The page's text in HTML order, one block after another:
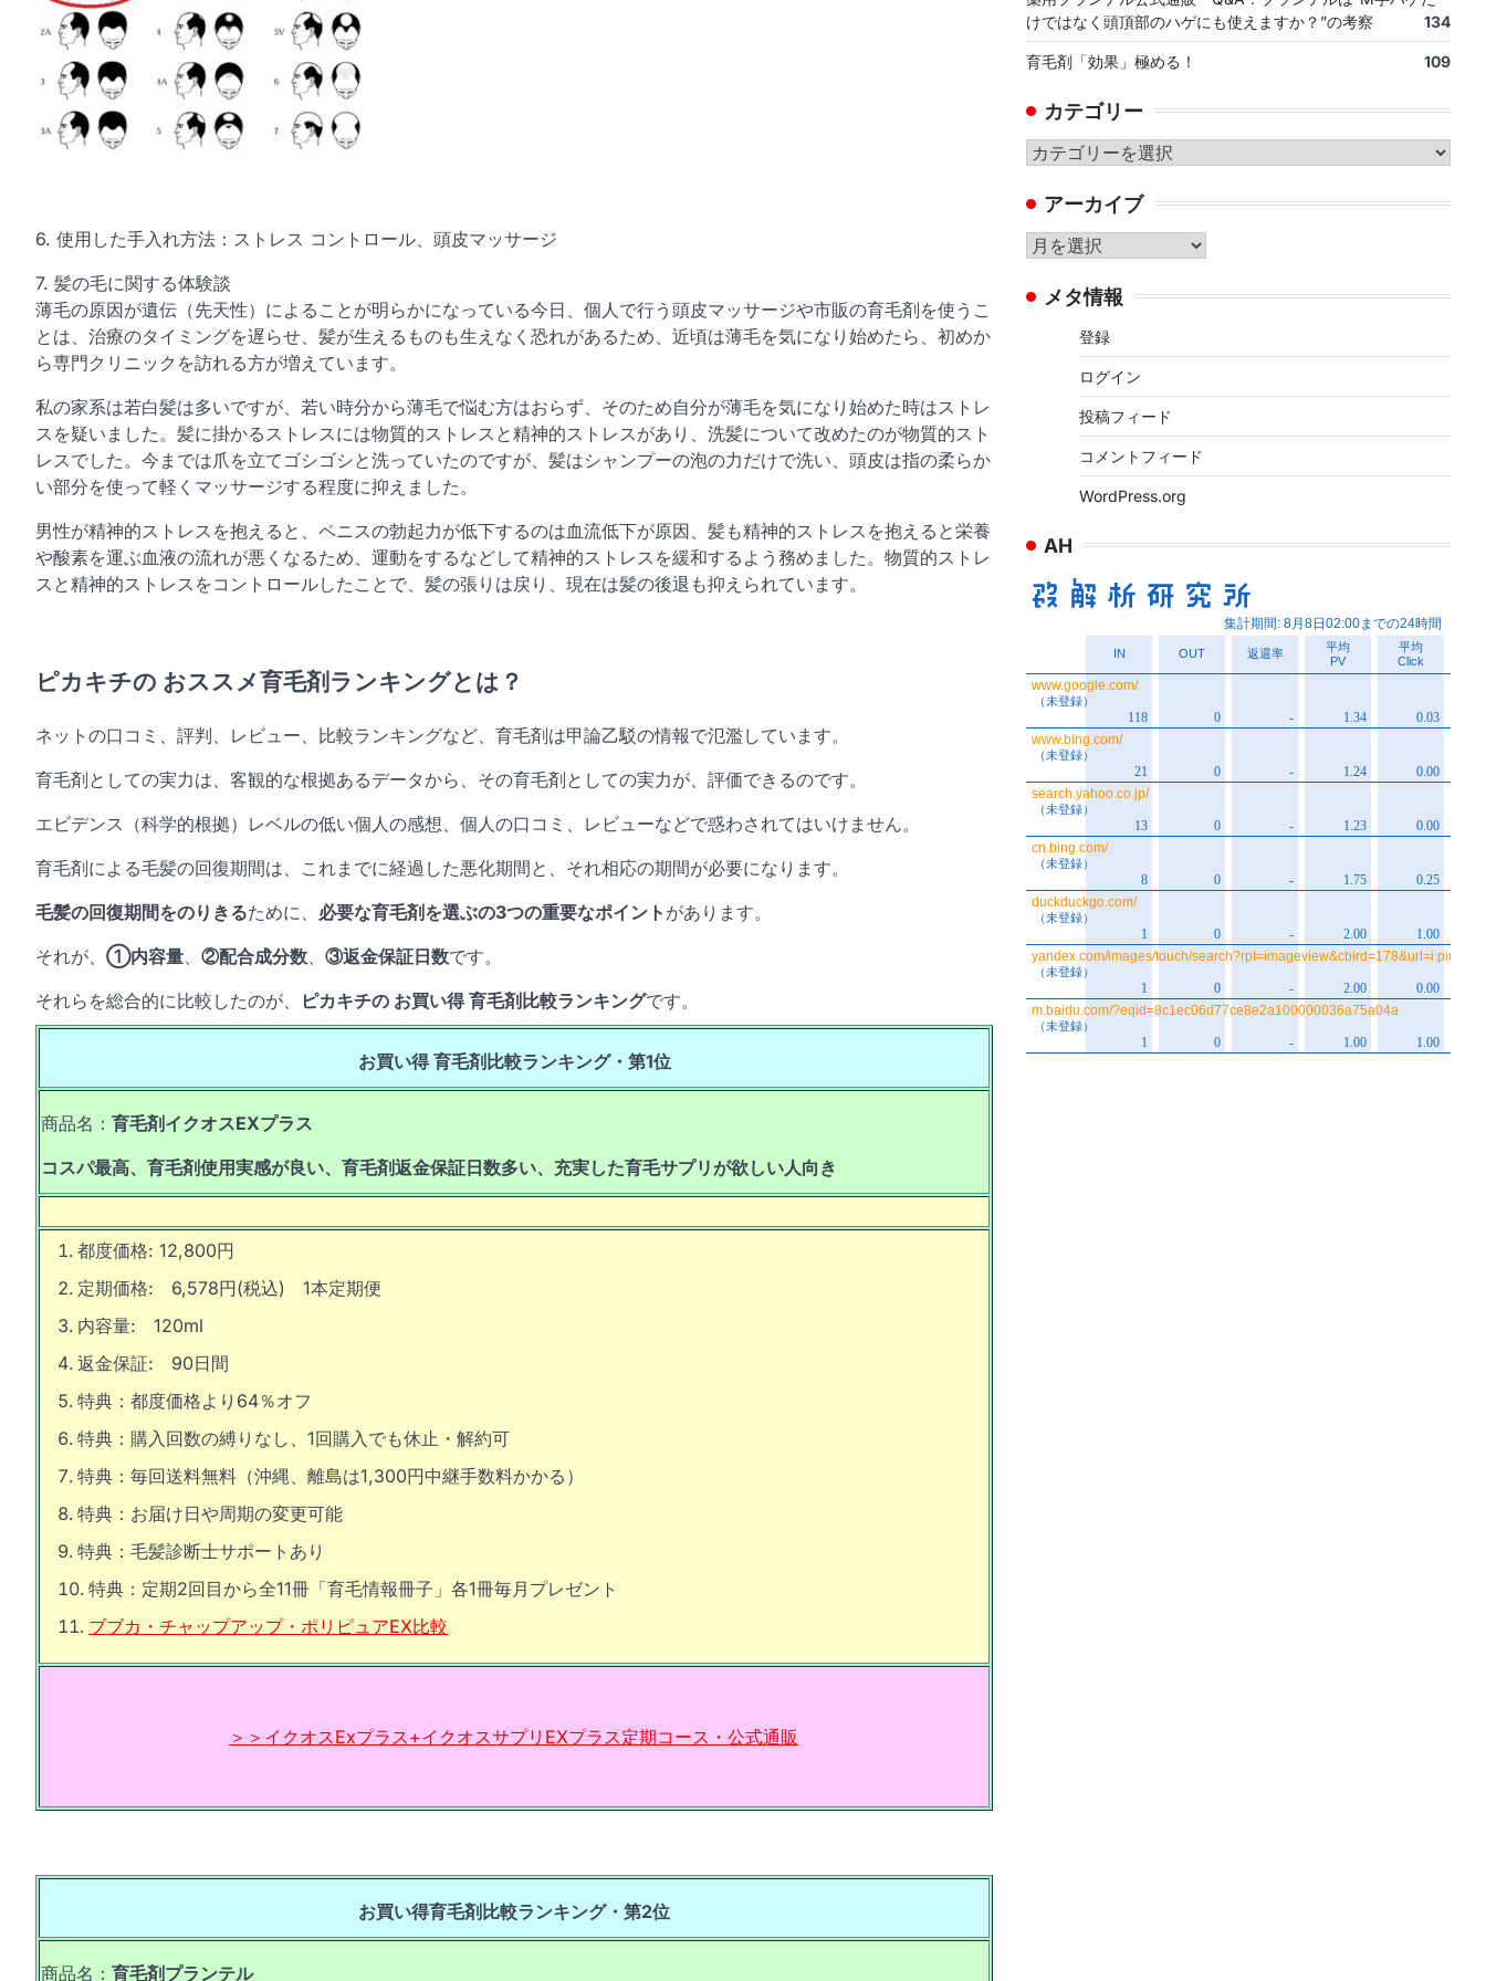
6. 使用した手入れ方法：ストレス コントロール、頭皮マッサージ
7. 髪の毛に関する体験談
薄毛の原因が遺伝（先天性）によることが明らかになっている今日、個人で行う頭皮マッサージや市販の育毛剤を使うこ
とは、治療のタイミングを遅らせ、髪が生えるものも生えなく恐れがあるため、近頃は薄毛を気になり始めたら、初めか
ら専門クリニックを訪れる方が増えています。
私の家系は若白髪は多いですが、若い時分から薄毛で悩む方はおらず、そのため自分が薄毛を気になり始めた時はストレ
スを疑いました。髪に掛かるストレスには物質的ストレスと精神的ストレスがあり、洗髪について改めたのが物質的スト
レスでした。今までは爪を立てゴシゴシと洗っていたのですが、髪はシャンプーの泡の力だけで洗い、頭皮は指の柔らか
い部分を使って軽くマッサージする程度に抑えました。
男性が精神的ストレスを抱えると、ペニスの勃起力が低下するのは血流低下が原因、髪も精神的ストレスを抱えると栄養
や酸素を運ぶ血液の流れが悪くなるため、運動をするなどして精神的ストレスを緩和するよう務めました。物質的ストレ
スと精神的ストレスをコントロールしたことで、髪の張りは戻り、現在は髪の後退も抑えられています。
ピカキチの おススメ育毛剤ランキングとは？
ネットの口コミ、評判、レビュー、比較ランキングなど、育毛剤は甲論乙駁の情報で氾濫しています。
育毛剤としての実力は、客観的な根拠あるデータから、その育毛剤としての実力が、評価できるのです。
エビデンス（科学的根拠）レベルの低い個人の感想、個人の口コミ、レビューなどで惑わされてはいけません。
育毛剤による毛髪の回復期間は、これまでに経過した悪化期間と、それ相応の期間が必要になります。
毛髪の回復期間をのりきるために、 必要な育毛剤を選ぶの3つの重要なポイント があります。
それが、 ①内容量 ②配合成分数 ③返金保証日数です。
それらを総合的に比較したのが、
ピカキチの お買い得 育毛剤比較ランキングです。
お買い得 育毛剤比較ランキング・第1位
商品名： 育毛剤イクオスEXプラス
コスパ最高、育毛剤使用実感が良い、育毛剤返金保証日数多い、充実した育毛サプリが欲しい人向き
都度価格: 12,800円
定期価格: 6,578円(税込) 1本定期便
内容量: 120ml
返金保証: 90日間
特典：都度価格より64％オフ
特典：購入回数の縛りなし、1回購入でも休止・解約可
特典：毎回送料無料（沖縄、離島は1,300円中継手数料かかる）
特典：お届け日や周期の変更可能
特典：毛髪診断士サポートあり
特典：定期2回目から全11冊「育毛情報冊子」各1冊毎月プレゼント
ブブカ・チャップアップ・ポリピュアEX比較
＞＞イクオスExプラス+イクオスサプリEXプラス定期コース・公式通販
お買い得育毛剤比較ランキング・第2位
商品名： 育毛剤プランテル
けではなく頭頂部のハゲにも使えますか？”の考察
134
育毛剤「効果」極める！ 109
カテゴリー
カ
ゴ
リ
ー
アーカイブ
ア
カ メタ情報
登録
ログイン
投稿フィード
コメントフィード
WordPress.org
AH